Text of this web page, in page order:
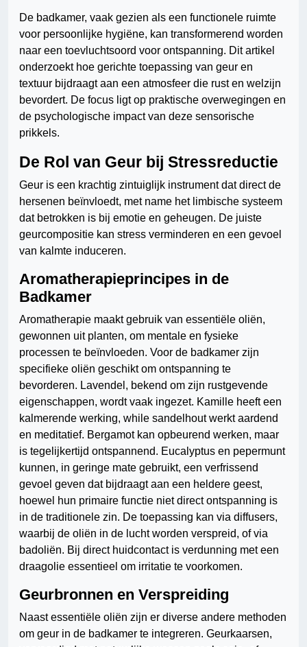
De badkamer, vaak gezien als een functionele ruimte
voor persoonlijke hygiëne, kan transformerend worden
naar een toevluchtsoord voor ontspanning. Dit artikel
onderzoekt hoe gerichte toepassing van geur en
textuur bijdraagt aan een atmosfeer die rust en welzijn
bevordert. De focus ligt op praktische overwegingen en
de psychologische impact van deze sensorische
prikkels.
De Rol van Geur bij Stressreductie
Geur is een krachtig zintuiglijk instrument dat direct de
hersenen beïnvloedt, met name het limbische systeem
dat betrokken is bij emotie en geheugen. De juiste
geurcompositie kan stress verminderen en een gevoel
van kalmte induceren.
Aromatherapieprincipes in de
Badkamer
Aromatherapie maakt gebruik van essentiële oliën,
gewonnen uit planten, om mentale en fysieke
processen te beïnvloeden. Voor de badkamer zijn
specifieke oliën geschikt om ontspanning te
bevorderen. Lavendel, bekend om zijn rustgevende
eigenschappen, wordt vaak ingezet. Kamille heeft een
kalmerende werking, while sandelhout werkt aardend
en meditatief. Bergamot kan opbeurend werken, maar
is tegelijkertijd ontspannend. Eucalyptus en pepermunt
kunnen, in geringe mate gebruikt, een verfrissend
gevoel geven dat bijdraagt aan een heldere geest,
hoewel hun primaire functie niet direct ontspanning is
in de traditionele zin. De toepassing kan via diffusers,
waarbij de oliën in de lucht worden verspreid, of via
badoliën. Bij direct huidcontact is verdunning met een
draagolie essentieel om irritatie te voorkomen.
Geurbronnen en Verspreiding
Naast essentiële oliën zijn er diverse andere methoden
om geur in de badkamer te integreren. Geurkaarsen,